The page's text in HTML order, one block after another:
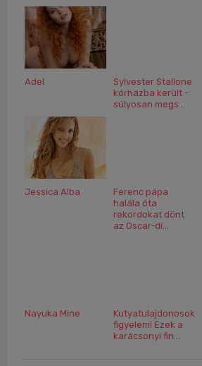
Adel
Sylvester Stallone
kórházba került –
súlyosan megs...
Jessica Alba
Ferenc pápa
halála óta
rekordokat dönt
az Oscar-dí...
Nayuka Mine
Kutyatulajdonosok,
figyelem! Ezek a
karácsonyi fin...